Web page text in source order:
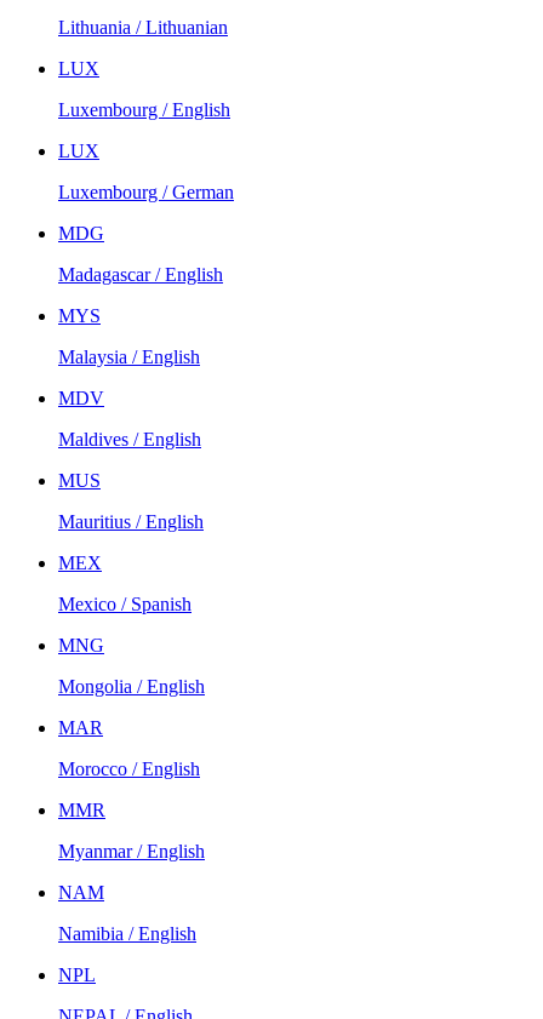
Lithuania / Lithuanian
LUX
Luxembourg / English
LUX
Luxembourg / German
MDG
Madagascar / English
MYS
Malaysia / English
MDV
Maldives / English
MUS
Mauritius / English
MEX
Mexico / Spanish
MNG
Mongolia / English
MAR
Morocco / English
MMR
Myanmar / English
NAM
Namibia / English
NPL